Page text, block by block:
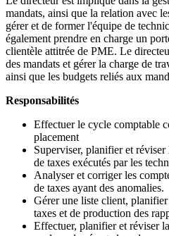
mandats, ainsi que la relation avec
gérer et de former l'équipe de
également prendre en charge un
clientèle attitrée de PME. Le
des mandats et gérer la charge de
ainsi que les budgets reliés aux
Responsabilités
Effectuer le cycle comptable
placement
Superviser, planifier et
de taxes exécutés par les
Analyser et corriger les
de taxes ayant des anomalies.
Gérer une liste client,
taxes et de production des
Effectuer, planifier et réviser